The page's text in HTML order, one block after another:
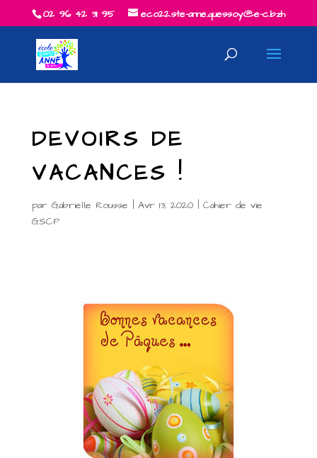
02 96 42 31 95 eco22.ste-anne.quessoy@e-c.bzh
DEVOIRS DE
VACANCES !
par Gabrielle Rousse | Avr 13, 2020| Cahier de vie
GSCP